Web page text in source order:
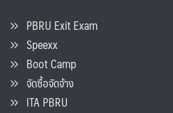
PBRU Exit Exam
Speexx
Boot Camp
จัดซื้อจัดจ้าง
ITA PBRU